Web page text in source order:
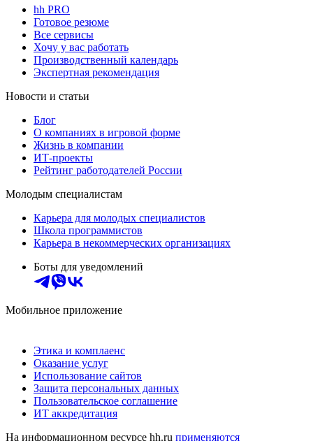
hh PRO
Готовое резюме
Все сервисы
Хочу у вас работать
Производственный календарь
Экспертная рекомендация
Новости и статьи
Блог
О компаниях в игровой форме
Жизнь в компании
ИТ-проекты
Рейтинг работодателей России
Молодым специалистам
Карьера для молодых специалистов
Школа программистов
Карьера в некоммерческих организациях
Боты для уведомлений
Мобильное приложение
Этика и комплаенс
Оказание услуг
Использование сайтов
Защита персональных данных
Пользовательское соглашение
ИТ аккредитация
На информационном ресурсе hh.ru применяются